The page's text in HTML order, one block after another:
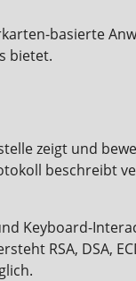
basierte
bietet.
zeigt und
beschreibt
Keyboard-
RSA, DSA,